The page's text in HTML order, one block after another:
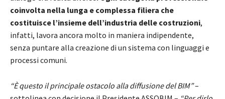
coinvolta nella lunga e complessa filiera che
costituisce l’insieme dell’industria delle costruzioni,
infatti, lavora ancora molto in maniera indipendente,
senza puntare alla creazione di un sistema con linguaggi e
processi comuni.
“È questo il principale ostacolo alla diffusione del BIM”–